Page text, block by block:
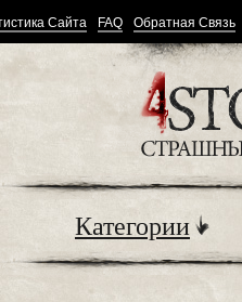
Сайта FAQ Обратная Связь
Категории